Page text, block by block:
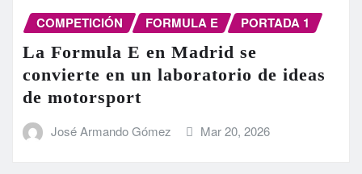
COMPETICIÓN FORMULA E PORTADA 1
La Formula E en Madrid se
convierte en un laboratorio de ideas
de motorsport
José Armando Gómez Mar 20, 2026